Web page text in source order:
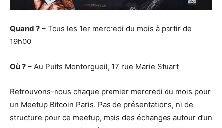
Quand ? – Tous les 1er mercredi du mois à partir de
19h00
Où ? – Au Puits Montorgueil, 17 rue Marie Stuart
Retrouvons-nous chaque premier mercredi du mois pour
un Meetup Bitcoin Paris. Pas de présentations, ni de
structure pour ce meetup, mais des échanges autour d’un